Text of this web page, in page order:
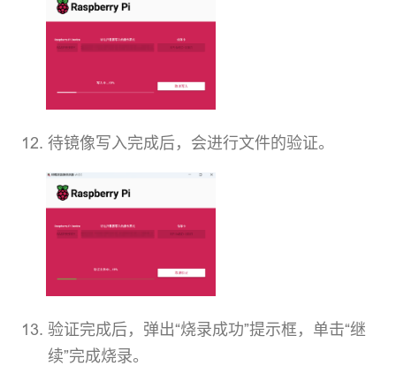
待镜像写入完成后，会进行文件的验证。
验证完成后，弹出“烧录成功”提示框，单击“继
续”完成烧录。